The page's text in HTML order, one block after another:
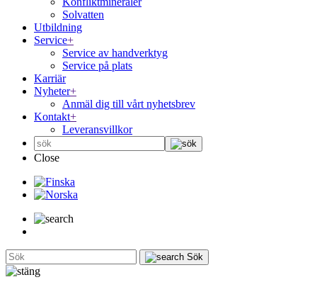
Solvatten
Utbildning
Service+
Service av handverktyg
Service på plats
Karriär
Nyheter+
Anmäl dig till vårt nyhetsbrev
Kontakt+
Leveransvillkor
Close
Sök